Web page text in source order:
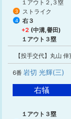
１アウト２,３塁
3 ストライク
4
右３
+2 (中溝,譽田)
１アウト３塁
【投手交代】丸山
6番 岩切 光輝(三)
右犠
１アウト３塁